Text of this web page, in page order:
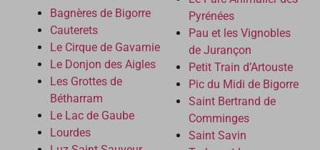
Bagnères de Bigorre
Cauterets
Le Cirque de Gavarnie
Le Donjon des Aigles
Les Grottes de
Bétharram
Le Lac de Gaube
Lourdes
Pyrénées
Pau et les Vignobles
de Jurançon
Petit Train d’Artouste
Pic du Midi de Bigorre
Saint Bertrand de
Comminges
Saint Savin